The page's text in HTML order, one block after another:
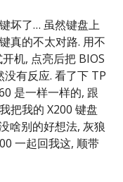
坏了… 虽然键盘上
真的不太对路. 用不
机, 点亮后把 BIOS
有反应. 看了下 TP
是一样一样的, 跟
把我的 X200 键盘
啥别的好想法, 灰狼
一起回我这, 顺带